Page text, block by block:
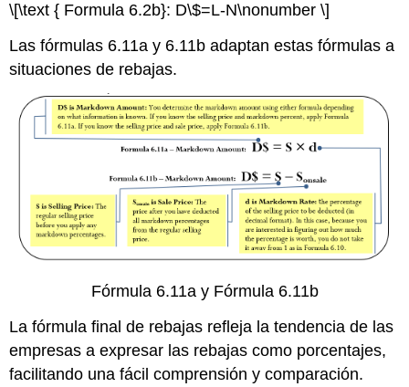
\[\text { Formula 6.2b}: D\$=L-N\nonumber \]
Las fórmulas 6.11a y 6.11b adaptan estas fórmulas a
situaciones de rebajas.
Fórmula 6.11a y Fórmula 6.11b
La fórmula final de rebajas refleja la tendencia de las
empresas a expresar las rebajas como porcentajes,
facilitando una fácil comprensión y comparación.